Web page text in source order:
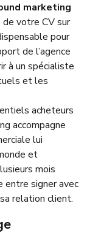
marketing
de votre CV sur
pour
de l’agence
à un spécialiste
et les
acheteurs
accompagne
lui
et
mois
entre signer avec
relation client.